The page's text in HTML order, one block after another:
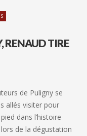
RENAUD TIRE
de Puligny se
allés visiter pour
dans l’histoire
de la dégustation